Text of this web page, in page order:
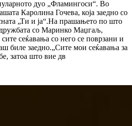
дуо „Фламингоси“. Во
Каролина Гочева, која заедно со
„Ти и ја“.На прашањето по што
дружбата со Маринко Маџгаљ,
сеќавања со него се поврзани и
биле заедно.„Сите мои сеќавања за
затоа што вие дв